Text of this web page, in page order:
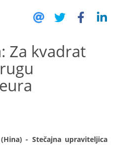
Za kvadrat
- Stečajna upraviteljica